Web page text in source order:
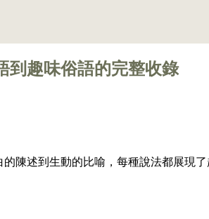
到趣味俗語的完整收錄
陳述到生動的比喻，每種說法都展現